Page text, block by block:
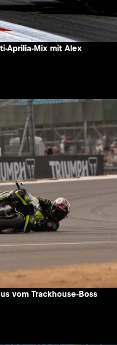
Aprilia-Mix mit Alex
vom Trackhouse-Boss